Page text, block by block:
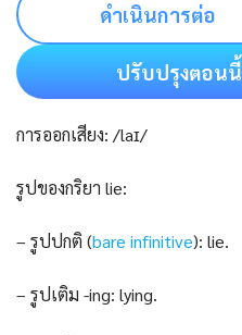
ดำเนินการต่อ
ปรับปรุงตอนนี้
การออกเสียง: /laɪ/
รูปของกริยา lie:
– รูปปกติ (bare infinitive): lie.
– รูปเติม -ing: lying.